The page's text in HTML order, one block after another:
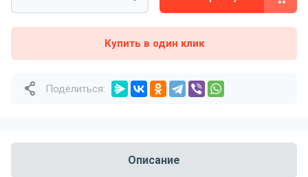
Купить в один клик
Поделиться:
Описание